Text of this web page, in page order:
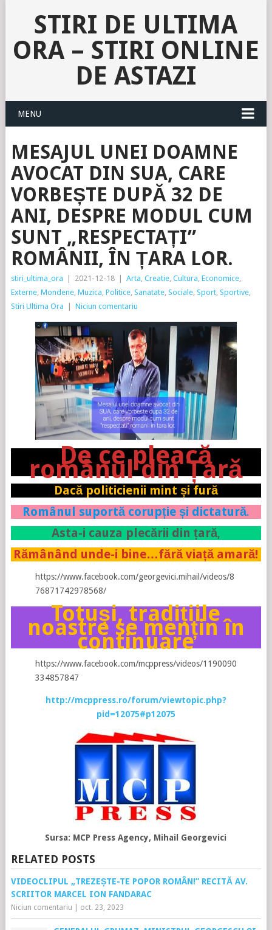
STIRI DE ULTIMA
ORA – STIRI ONLINE
DE ASTAZI
MENU
MESAJUL UNEI DOAMNE
AVOCAT DIN SUA, CARE
VORBEȘTE DUPĂ 32 DE
ANI, DESPRE MODUL CUM
SUNT „RESPECTAȚI”
ROMÂNII, ÎN ȚARA LOR.
stiri_ultima_ora 2021-12-18 Arta, Creatie, Cultura, Economice,
Externe, Mondene, Muzica, Politice, Sanatate, Sociale, Sport, Sportive,
Stiri Ultima Ora
Niciun comentariu
De ce pleacă
românul din Țară
Dacă politicienii mint și fură
Românul suportă corupție și dictatură.
Asta-i cauza plecării din țară,
Rămânând unde-i bine…fără viață amară!
https://www.facebook.com/georgevici.mihail/videos/8
76871742978568/
Totuși, tradițiile
noastre se mențin în
continuare
https://www.facebook.com/mcppress/videos/1190090
334857847
http://mcppress.ro/forum/viewtopic.php?
pid=12075#p12075
Sursa: MCP Press Agency, Mihail Georgevici
RELATED POSTS
VIDEOCLIPUL „TREZEȘTE-TE POPOR ROMÂN!” RECITĂ AV.
SCRIITOR MARCEL ION FANDARAC
Niciun comentariu oct. 23, 2023